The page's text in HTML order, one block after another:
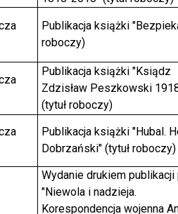
Publikacja książki
roboczy)
Publikacja książki "Ksiądz
Zdzisław Peszkowski
(tytuł roboczy)
Publikacja książki "Hubal.
Dobrzański" (tytuł roboczy)
Wydanie drukiem publikacji
"Niewola i nadzieja.
Korespondencja wojenna